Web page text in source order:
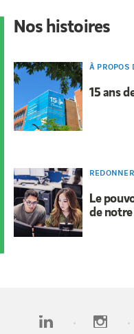
Nos histoires
À PROPOS
15 ans
Le
de